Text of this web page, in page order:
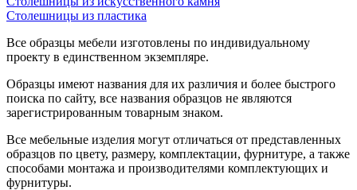
Столешницы из пластика
Все образцы мебели изготовлены по индивидуальному
проекту в единственном экземпляре.
Образцы имеют названия для их различия и более быстрого
поиска по сайту, все названия образцов не являются
зарегистрированным товарным знаком.
Все мебельные изделия могут отличаться от представленных
образцов по цвету, размеру, комплектации, фурнитуре, а также
способами монтажа и производителями комплектующих и
фурнитуры.